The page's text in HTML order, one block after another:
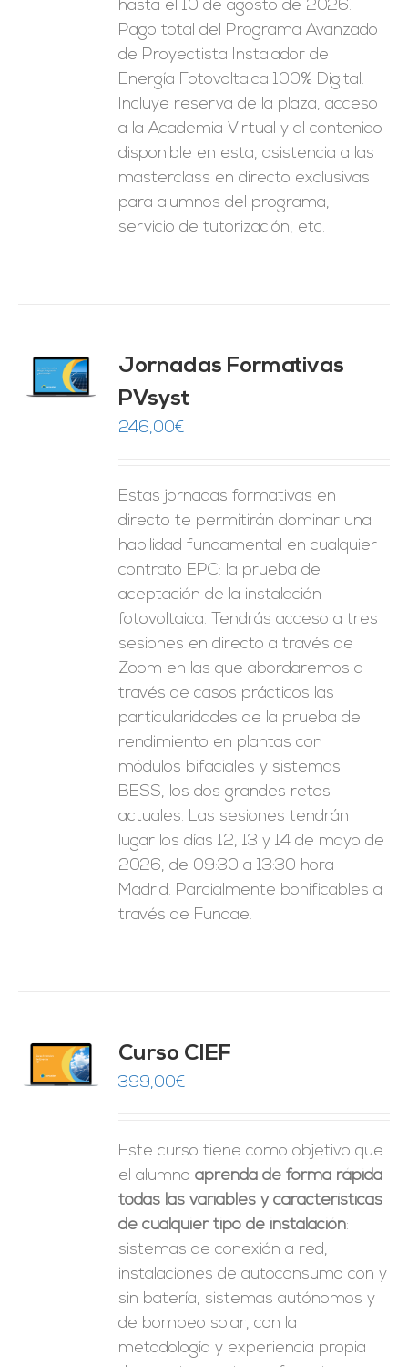
1.250,00€.625,00€.
hasta el 10 de agosto de 2026.
Pago total del Programa Avanzado
de Proyectista Instalador de
Energía Fotovoltaica 100% Digital.
Incluye reserva de la plaza, acceso
a la Academia Virtual y al contenido
disponible en esta, asistencia a las
masterclass en directo exclusivas
para alumnos del programa,
servicio de tutorización, etc.
Jornadas Formativas
PVsyst
246,00€
Estas jornadas formativas en
directo te permitirán dominar una
habilidad fundamental en cualquier
contrato EPC: la prueba de
aceptación de la instalación
fotovoltaica. Tendrás acceso a tres
sesiones en directo a través de
Zoom en las que abordaremos a
través de casos prácticos las
particularidades de la prueba de
rendimiento en plantas con
módulos bifaciales y sistemas
BESS, los dos grandes retos
actuales. Las sesiones tendrán
lugar los días 12, 13 y 14 de mayo de
2026, de 09:30 a 13:30 hora
Madrid. Parcialmente bonificables a
través de Fundae.
Curso CIEF
399,00€
Este curso tiene como objetivo que
el alumnoaprenda de forma rápida
todas las variables y características
de cualquier tipo de instalación:
sistemas de conexión a red,
instalaciones de autoconsumo con y
sin batería, sistemas autónomos y
de bombeo solar, con la
metodología y experiencia propia